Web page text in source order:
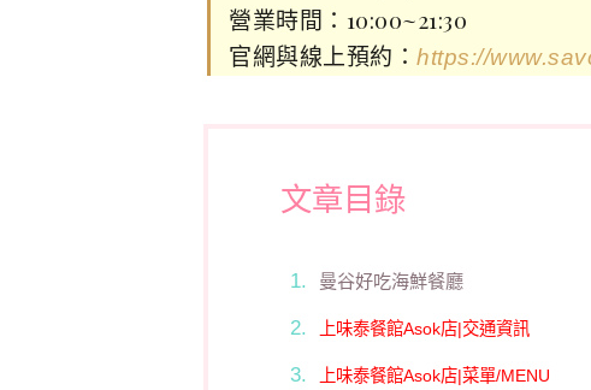
營業時間：10:00~21:30
官網與線上預約： https://
文章目錄
曼谷好吃海鮮餐廳
上味泰餐館Asok店|交通資訊
上味泰餐館Asok店|菜單/MENU